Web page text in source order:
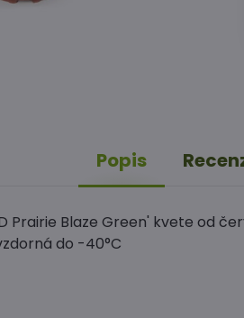
Popis
Prairie Blaze Green' kvete od
do -40°C